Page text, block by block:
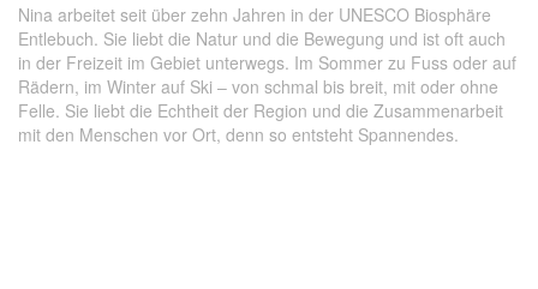
Nina arbeitet seit über zehn Jahren in der UNESCO Biosphäre
Entlebuch. Sie liebt die Natur und die Bewegung und ist oft auch
in der Freizeit im Gebiet unterwegs. Im Sommer zu Fuss oder auf
Rädern, im Winter auf Ski – von schmal bis breit, mit oder ohne
Felle. Sie liebt die Echtheit der Region und die Zusammenarbeit
mit den Menschen vor Ort, denn so entsteht Spannendes.